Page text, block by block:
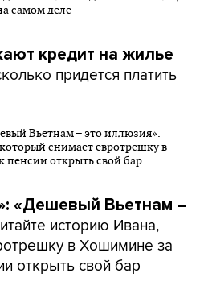
кредит на жилье
придется платить
«Дешевый Вьетнам –
историю Ивана,
в Хошимине за
открыть свой бар